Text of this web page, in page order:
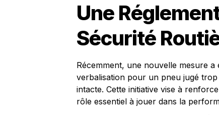
Une
Sécurité
Récemment, une nouvelle mesure
verbalisation pour un pneu jugé
intacte. Cette initiative vise à
rôle essentiel à jouer dans la